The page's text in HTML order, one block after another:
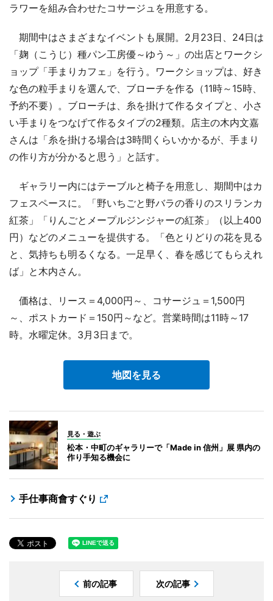
ラワーを組み合わせたコサージュを用意する。
期間中はさまざまなイベントも展開。2月23日、24日は
「麹（こうじ）種パン工房優～ゆう～」の出店とワークシ
ョップ「手まりカフェ」を行う。ワークショップは、好き
な色の粒手まりを選んで、ブローチを作る（11時～15時、
予約不要）。ブローチは、糸を掛けて作るタイプと、小さ
い手まりをつなげて作るタイプの2種類。店主の木内文嘉
さんは「糸を掛ける場合は3時間くらいかかるが、手まり
の作り方が分かると思う」と話す。
ギャラリー内にはテーブルと椅子を用意し、期間中はカ
フェスペースに。「野いちごと野バラの香りのスリランカ
紅茶」「りんごとメープルジンジャーの紅茶」（以上400
円）などのメニューを提供する。「色とりどりの花を見る
と、気持ちも明るくなる。一足早く、春を感じてもらえれ
ば」と木内さん。
価格は、リース＝4,000円～、コサージュ＝1,500円
～、ポストカード＝150円～など。営業時間は11時～17
時。水曜定休。3月3日まで。
地図を見る
見る・遊ぶ
松本・中町のギャラリーで「Made in 信州」展 県内の
作り手知る機会に
手仕事商會すぐり
前の記事 次の記事